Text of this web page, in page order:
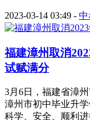
2023-03-14 03:49 - 中
福建漳州取消
试赋满分
3月6日，福建省漳
漳州市初中毕业升学
科学、安全、顺利